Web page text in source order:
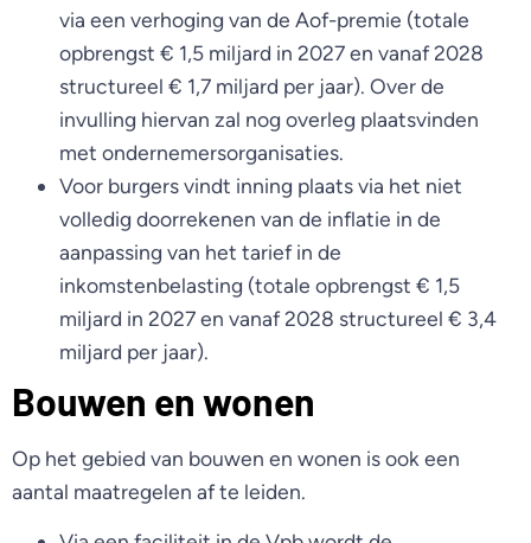
via een verhoging van de Aof-premie (totale
opbrengst € 1,5 miljard in 2027 en vanaf 2028
structureel € 1,7 miljard per jaar). Over de
invulling hiervan zal nog overleg plaatsvinden
met ondernemersorganisaties.
Voor burgers vindt inning plaats via het niet
volledig doorrekenen van de inflatie in de
aanpassing van het tarief in de
inkomstenbelasting (totale opbrengst € 1,5
miljard in 2027 en vanaf 2028 structureel € 3,4
miljard per jaar).
Bouwen en wonen
Op het gebied van bouwen en wonen is ook een
aantal maatregelen af te leiden.